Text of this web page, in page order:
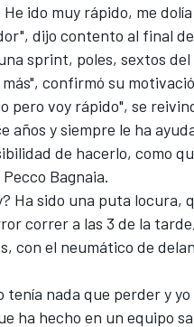
ido muy rápido, me
dijo contento al final
sprint, poles, sextos
confirmó su
pero voy rápido", se
años y siempre le ha
de hacerlo, como
Pecco Bagnaia.
Ha sido una puta locura,
correr a las 3 de la
con el neumático de
tenía nada que perder y yo
ha hecho en un equipo